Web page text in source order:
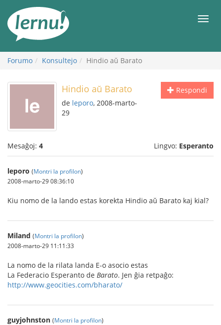
enhavo
Forumo Konsultejo Hindio aŭ Barato
Respondi
Hindio aŭ Barato
de leporo, 2008-marto-
29
Mesaĝoj: 4 Lingvo: Esperanto
leporo (Montri la profilon)
2008-marto-29 08:36:10
Kiu nomo de la lando estas korekta Hindio aŭ Barato kaj kial?
Miland (Montri la profilon)
2008-marto-29 11:11:33
La nomo de la rilata landa E-o asocio estas
La Federacio Esperanto de Barato. Jen ĝia retpaĝo:
http://www.geocities.com/bharato/
guyjohnston (Montri la profilon)